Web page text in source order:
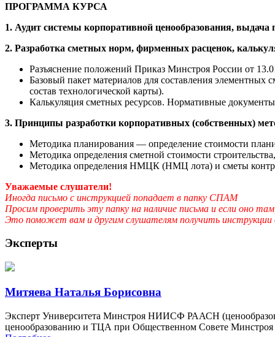
ПРОГРАММА КУРСА
1. Аудит системы корпоративной ценообразования,
2. Разработка сметных норм, фирменных расценок,
Разъяснение положений Приказ Минстроя России от
Базовый пакет материалов для составления
состав технологической карты).
Калькуляция сметных ресурсов. Нормативные
3. Принципы разработки корпоративных (собственных)
Методика планирования — определение стоимости
Методика определения сметной стоимости
Методика определения НМЦК (НМЦ лота) и сметы
Уважаемые слушатели!
Иногда письмо с инструкцией попадает в папку СПАМ
Просим проверить эту папку на наличие письма и если оно
Это поможет вам и другим слушателям получить инструкции
Эксперты
Митяева Наталья Борисовна
Эксперт Университета Минстроя НИИСФ РААСН
ценообразованию и ТЦА при Общественном Совете Минстроя